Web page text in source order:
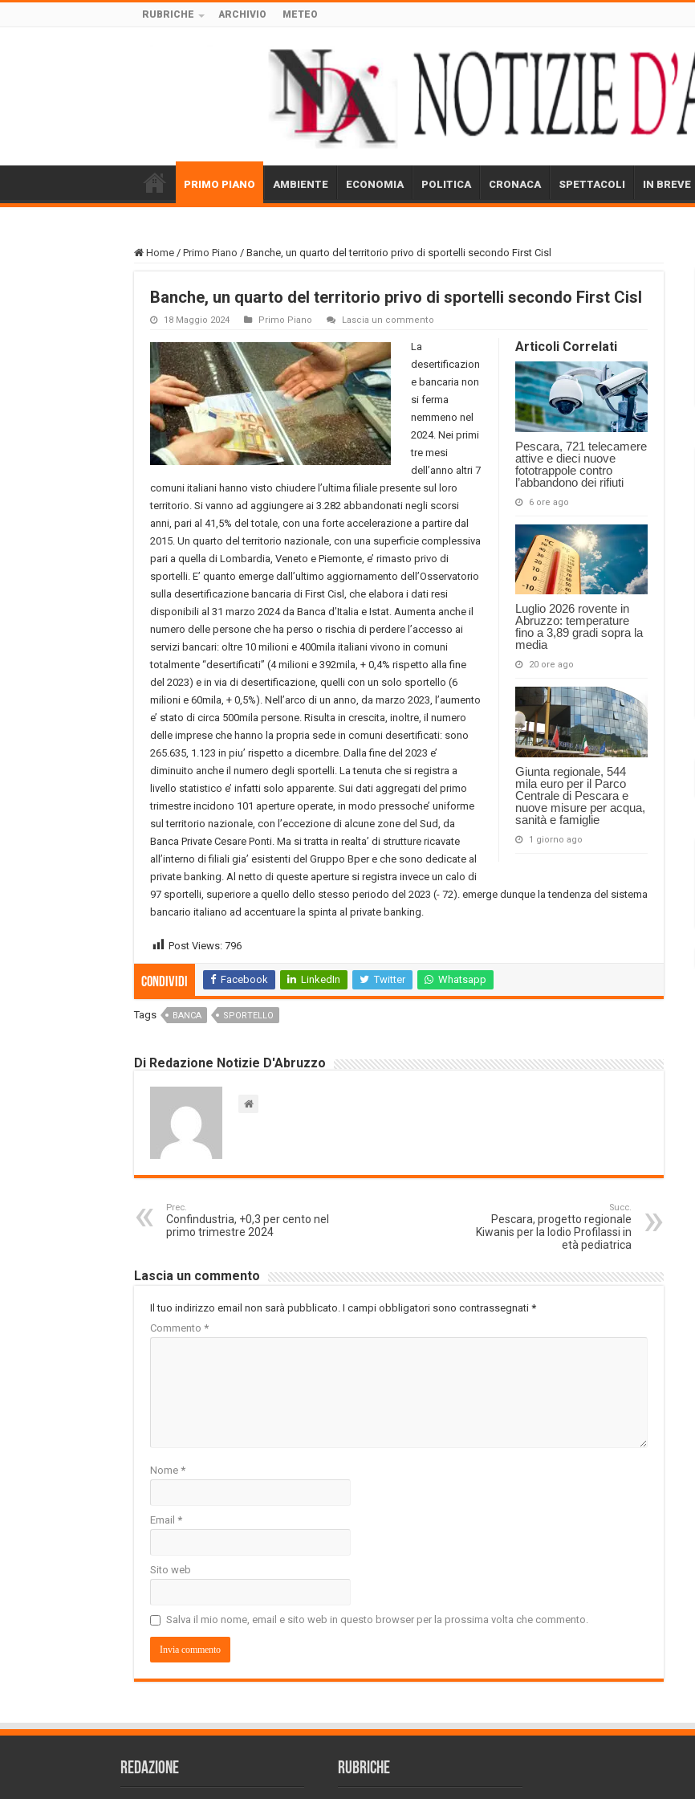
RUBRICHE ARCHIVIO METEO
PRIMO PIANO AMBIENTE ECONOMIA POLITICA CRONACA SPETTACOLI IN BREVE
Home / Primo Piano / Banche, un quarto del territorio privo di sportelli secondo First Cisl
Banche, un quarto del territorio privo di sportelli secondo First Cisl
18 Maggio 2024 Primo Piano Lascia un commento
Articoli Correlati
Pescara, 721 telecamere
attive e dieci nuove
fototrappole contro
l’abbandono dei rifiuti
6 ore ago
Luglio 2026 rovente in
Abruzzo: temperature
fino a 3,89 gradi sopra la
media
20 ore ago
Giunta regionale, 544
mila euro per il Parco
Centrale di Pescara e
nuove misure per acqua,
sanità e famiglie
1 giorno ago
La
desertificazion
e bancaria non
si ferma
nemmeno nel
2024. Nei primi
tre mesi
dell’anno altri 7
comuni italiani hanno visto chiudere l’ultima filiale presente sul loro
territorio. Si vanno ad aggiungere ai 3.282 abbandonati negli scorsi
anni, pari al 41,5% del totale, con una forte accelerazione a partire dal
2015. Un quarto del territorio nazionale, con una superficie complessiva
pari a quella di Lombardia, Veneto e Piemonte, e’ rimasto privo di
sportelli. E’ quanto emerge dall’ultimo aggiornamento dell’Osservatorio
sulla desertificazione bancaria di First Cisl, che elabora i dati resi
disponibili al 31 marzo 2024 da Banca d’Italia e Istat. Aumenta anche il
numero delle persone che ha perso o rischia di perdere l’accesso ai
servizi bancari: oltre 10 milioni e 400mila italiani vivono in comuni
totalmente “desertificati” (4 milioni e 392mila, + 0,4% rispetto alla fine
del 2023) e in via di desertificazione, quelli con un solo sportello (6
milioni e 60mila, + 0,5%). Nell’arco di un anno, da marzo 2023, l’aumento
e’ stato di circa 500mila persone. Risulta in crescita, inoltre, il numero
delle imprese che hanno la propria sede in comuni desertificati: sono
265.635, 1.123 in piu’ rispetto a dicembre. Dalla fine del 2023 e’
diminuito anche il numero degli sportelli. La tenuta che si registra a
livello statistico e’ infatti solo apparente. Sui dati aggregati del primo
trimestre incidono 101 aperture operate, in modo pressoche’ uniforme
sul territorio nazionale, con l’eccezione di alcune zone del Sud, da
Banca Private Cesare Ponti. Ma si tratta in realta’ di strutture ricavate
all’interno di filiali gia’ esistenti del Gruppo Bper e che sono dedicate al
private banking. Al netto di queste aperture si registra invece un calo di
97 sportelli, superiore a quello dello stesso periodo del 2023 (- 72). emerge dunque la tendenza del sistema
bancario italiano ad accentuare la spinta al private banking.
Post Views: 796
Condividi Facebook LinkedIn Twitter Whatsapp
Tags BANCA SPORTELLO
Di Redazione Notizie D'Abruzzo
Prec.
Confindustria, +0,3 per cento nel
primo trimestre 2024
Succ.
Pescara, progetto regionale
Kiwanis per la Iodio Profilassi in
età pediatrica
Lascia un commento
Il tuo indirizzo email non sarà pubblicato. I campi obbligatori sono contrassegnati *
Commento *
Nome *
Email *
Sito web
Salva il mio nome, email e sito web in questo browser per la prossima volta che commento.
REDAZIONE RUBRICHE